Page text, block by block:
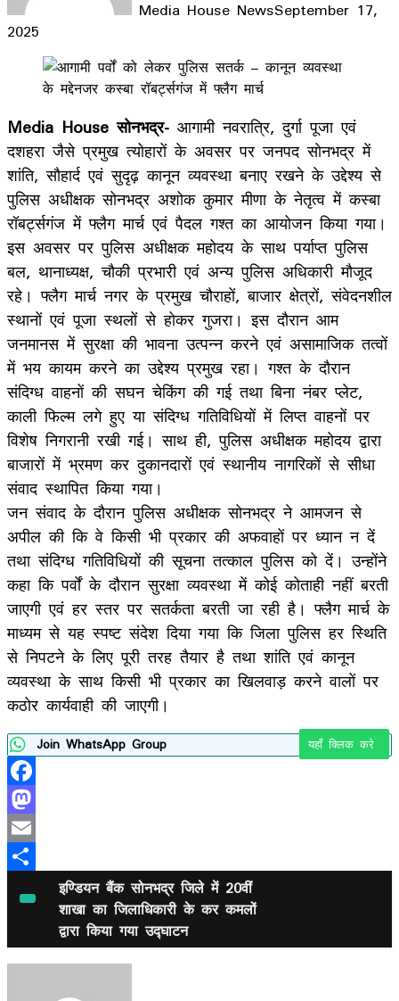
Media House NewsSeptember 17,
2025
Facebook
LinkedIn
WhatsApp
Telegram
Media House सोनभद्र- आगामी नवरात्रि, दुर्गा पूजा एवं
दशहरा जैसे प्रमुख त्योहारों के अवसर पर जनपद सोनभद्र में
शांति, सौहार्द एवं सुदृढ़ कानून व्यवस्था बनाए रखने के उद्देश्य से
पुलिस अधीक्षक सोनभद्र अशोक कुमार मीणा के नेतृत्व में कस्बा
रॉबर्ट्सगंज में फ्लैग मार्च एवं पैदल गश्त का आयोजन किया गया।
इस अवसर पर पुलिस अधीक्षक महोदय के साथ पर्याप्त पुलिस
बल, थानाध्यक्ष, चौकी प्रभारी एवं अन्य पुलिस अधिकारी मौजूद
रहे। फ्लैग मार्च नगर के प्रमुख चौराहों, बाजार क्षेत्रों, संवेदनशील
स्थानों एवं पूजा स्थलों से होकर गुजरा। इस दौरान आम
जनमानस में सुरक्षा की भावना उत्पन्न करने एवं असामाजिक तत्वों
में भय कायम करने का उद्देश्य प्रमुख रहा। गश्त के दौरान
संदिग्ध वाहनों की सघन चेकिंग की गई तथा बिना नंबर प्लेट,
काली फिल्म लगे हुए या संदिग्ध गतिविधियों में लिप्त वाहनों पर
विशेष निगरानी रखी गई। साथ ही, पुलिस अधीक्षक महोदय द्वारा
बाजारों में भ्रमण कर दुकानदारों एवं स्थानीय नागरिकों से सीधा
संवाद स्थापित किया गया।
जन संवाद के दौरान पुलिस अधीक्षक सोनभद्र ने आमजन से
अपील की कि वे किसी भी प्रकार की अफवाहों पर ध्यान न दें
तथा संदिग्ध गतिविधियों की सूचना तत्काल पुलिस को दें। उन्होंने
कहा कि पर्वों के दौरान सुरक्षा व्यवस्था में कोई कोताही नहीं बरती
जाएगी एवं हर स्तर पर सतर्कता बरती जा रही है। फ्लैग मार्च के
माध्यम से यह स्पष्ट संदेश दिया गया कि जिला पुलिस हर स्थिति
से निपटने के लिए पूरी तरह तैयार है तथा शांति एवं कानून
व्यवस्था के साथ किसी भी प्रकार का खिलवाड़ करने वालों पर
कठोर कार्यवाही की जाएगी।
Join WhatsApp Group यहाँ क्लिक करे
Facebook
Mastodon
Email
इण्डियन बैंक सोनभद्र जिले में 20वीं
शाखा का जिलाधिकारी के कर कमलों
द्वारा किया गया उद्घाटन